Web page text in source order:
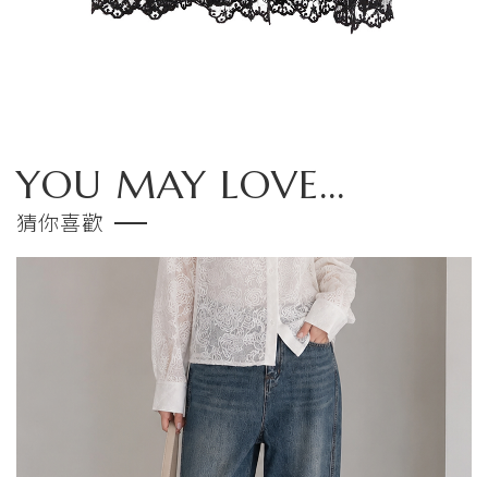
YOU MAY LOVE...
猜你喜歡